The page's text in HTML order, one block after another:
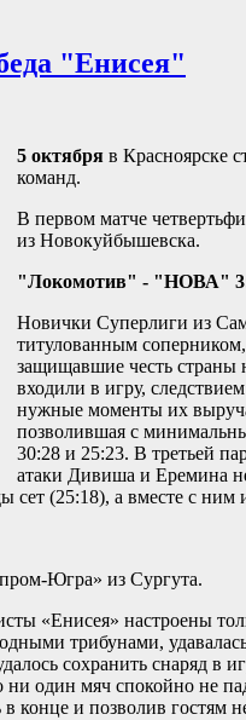
"Енисея"
5 октября в Красноярске
команд.
В первом матче
из Новокуйбышевска.
"Локомотив" - "НОВА"
Новички Суперлиги из
титулованным
защищавшие честь
входили в игру,
нужные моменты их
позволившая с
30:28 и 25:23. В третьей
атаки Дивиша и Еремина
(25:18), а вместе с ним
Югра» из Сургута.
«Енисея» настроены
трибунами,
сохранить снаряд в
один мяч спокойно не
и позволив гостям